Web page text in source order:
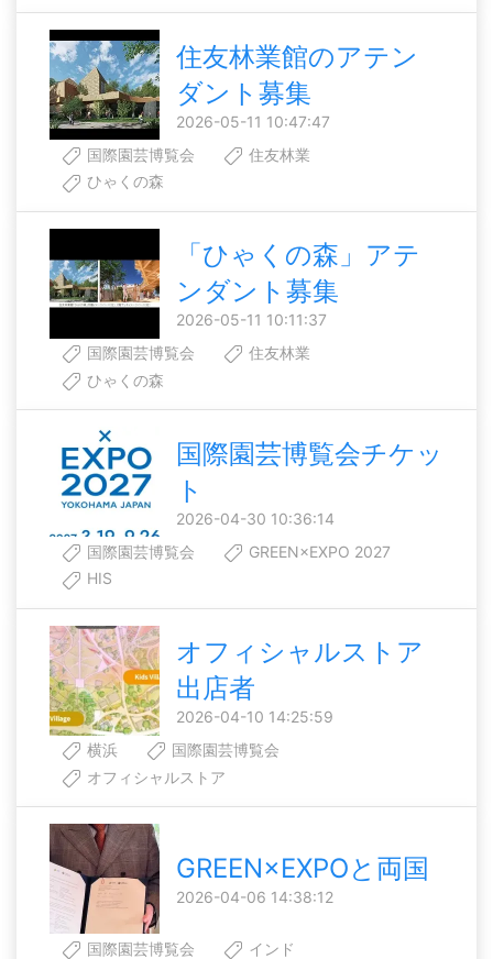
住友林業館のアテン
ダント募集
2026-05-11 10:47:47
国際園芸博覧会
住友林業
ひゃくの森
「ひゃくの森」アテ
ンダント募集
2026-05-11 10:11:37
国際園芸博覧会
住友林業
ひゃくの森
国際園芸博覧会チケッ
ト
2026-04-30 10:36:14
国際園芸博覧会
GREEN×EXPO 2027
HIS
オフィシャルストア
出店者
2026-04-10 14:25:59
横浜
国際園芸博覧会
オフィシャルストア
GREEN×EXPOと両国
2026-04-06 14:38:12
国際園芸博覧会
インド